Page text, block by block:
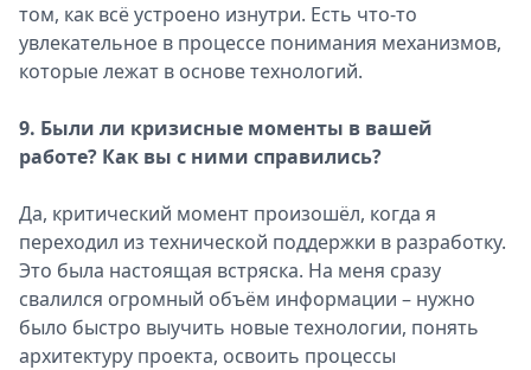
том, как всё устроено изнутри. Есть что-то
увлекательное в процессе понимания механизмов,
которые лежат в основе технологий.
9. Были ли кризисные моменты в вашей
работе? Как вы с ними справились?
Да, критический момент произошёл, когда я
переходил из технической поддержки в разработку.
Это была настоящая встряска. На меня сразу
свалился огромный объём информации – нужно
было быстро выучить новые технологии, понять
архитектуру проекта, освоить процессы